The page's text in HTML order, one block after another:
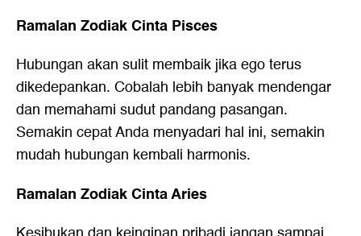
Ramalan Zodiak Cinta Pisces
Hubungan akan sulit membaik jika ego terus
dikedepankan. Cobalah lebih banyak mendengar
dan memahami sudut pandang pasangan.
Semakin cepat Anda menyadari hal ini, semakin
mudah hubungan kembali harmonis.
Ramalan Zodiak Cinta Aries